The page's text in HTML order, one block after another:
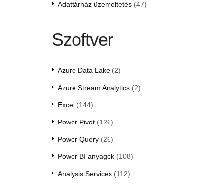
Adattárház üzemeltetés(47)
Szoftver
Azure Data Lake(2)
Azure Stream Analytics(2)
Excel(144)
Power Pivot(126)
Power Query(26)
Power BI anyagok(108)
Analysis Services(112)